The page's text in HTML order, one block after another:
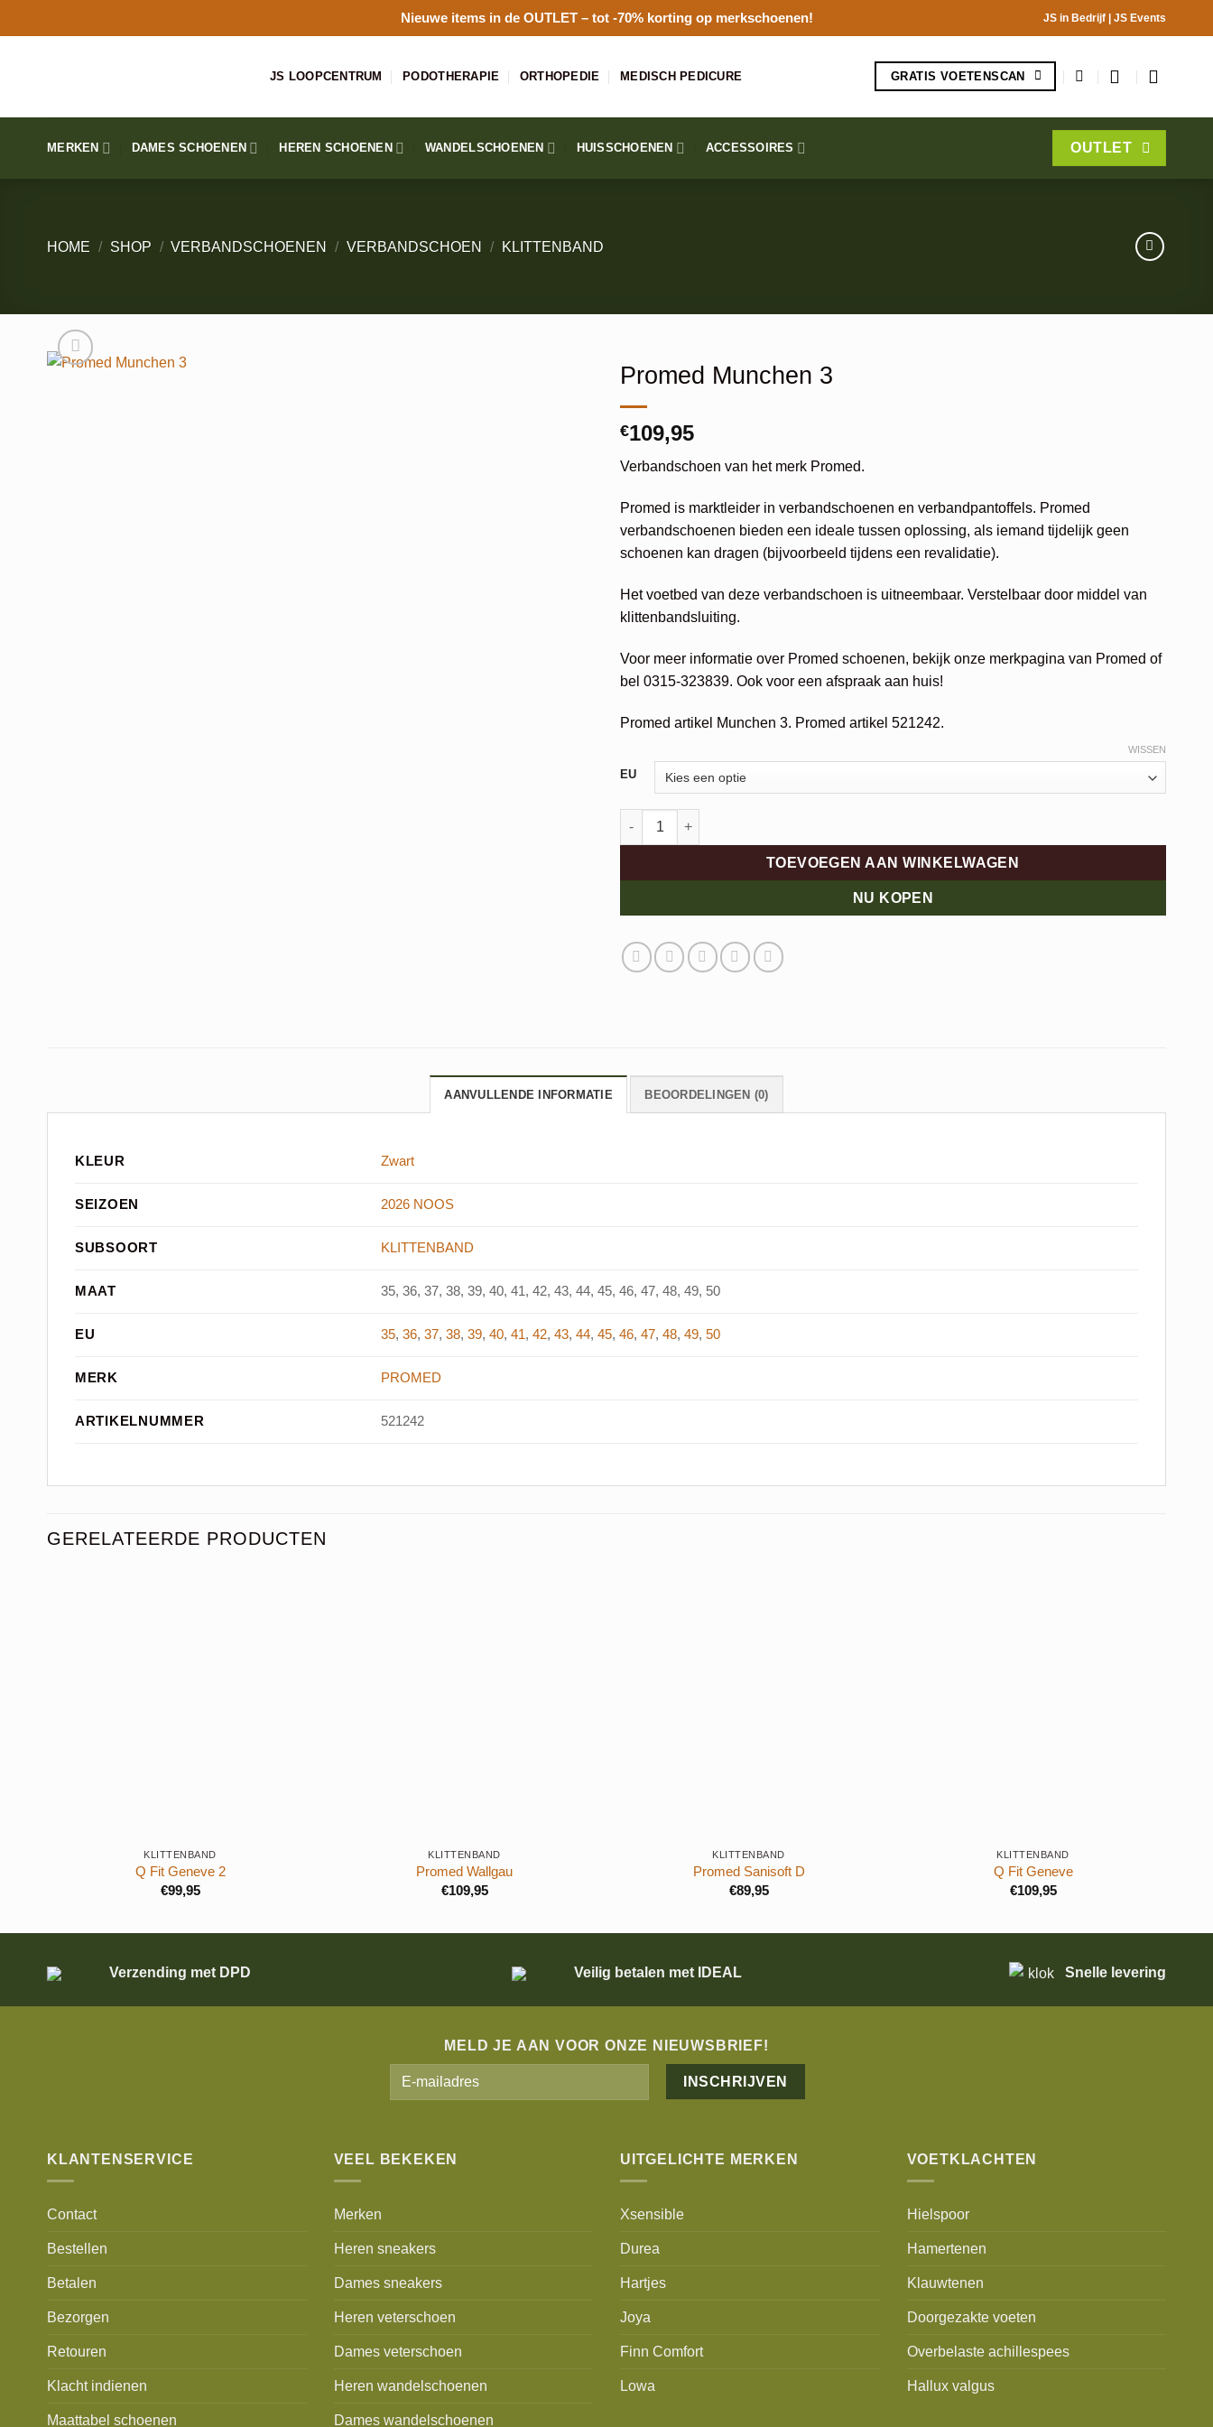
naar
Nieuwe items in de OUTLET– tot -70% korting op merkschoenen! JS in Bedrijf | JS Events
JS LOOPCENTRUM PODOTHERAPIE ORTHOPEDIE MEDISCH PEDICURE GRATIS VOETENSCAN
MERKEN DAMES SCHOENEN HEREN SCHOENEN WANDELSCHOENEN HUISSCHOENEN ACCESSOIRES OUTLET
HOME / SHOP / VERBANDSCHOENEN / VERBANDSCHOEN / KLITTENBAND
Promed Munchen 3
€109,95
Verbandschoen van het merk Promed.
Promed is marktleider in verbandschoenen en verbandpantoffels. Promed
verbandschoenen bieden een ideale tussen oplossing, als iemand tijdelijk geen
schoenen kan dragen (bijvoorbeeld tijdens een revalidatie).
Het voetbed van deze verbandschoen is uitneembaar. Verstelbaar door middel van
klittenbandsluiting.
Voor meer informatie over Promed schoenen, bekijk onze merkpagina van Promed of
bel 0315-323839. Ook voor een afspraak aan huis!
Promed artikel Munchen 3. Promed artikel 521242.
EU
WISSEN
Promed Munchen 3 aantal
TOEVOEGEN AAN WINKELWAGEN
NU KOPEN
Alternative:
AANVULLENDE INFORMATIE BEOORDELINGEN (0)
KLEUR Zwart
SEIZOEN 2026 NOOS
SUBSOORT KLITTENBAND
MAAT 35, 36, 37, 38, 39, 40, 41, 42, 43, 44, 45, 46, 47, 48, 49, 50
EU 35,36,37,38,39,40,41,42,43,44,45,46,47,48,49,50
MERK PROMED
ARTIKELNUMMER 521242
GERELATEERDE PRODUCTEN
KLITTENBAND
Q Fit Geneve 2
€99,95
KLITTENBAND
Promed Wallgau
€109,95
KLITTENBAND
Promed Sanisoft D
€89,95
KLITTENBAND
Q Fit Geneve
€109,95
Verzending met DPD Veilig betalen met IDEAL Snelle levering
MELD JE AAN VOOR ONZE NIEUWSBRIEF!
KLANTENSERVICE
Contact
Bestellen
Betalen
Bezorgen
Retouren
Klacht indienen
Maattabel schoenen
VEEL BEKEKEN
Merken
Heren sneakers
Dames sneakers
Heren veterschoen
Dames veterschoen
Heren wandelschoenen
Dames wandelschoenen
UITGELICHTE MERKEN
Xsensible
Durea
Hartjes
Joya
Finn Comfort
Lowa
VOETKLACHTEN
Hielspoor
Hamertenen
Klauwtenen
Doorgezakte voeten
Overbelaste achillespees
Hallux valgus